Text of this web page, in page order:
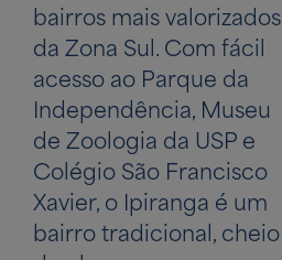
bairros mais valorizados
da Zona Sul. Com fácil
acesso ao Parque da
Independência, Museu
de Zoologia da USP e
Colégio São Francisco
Xavier, o Ipiranga é um
bairro tradicional, cheio